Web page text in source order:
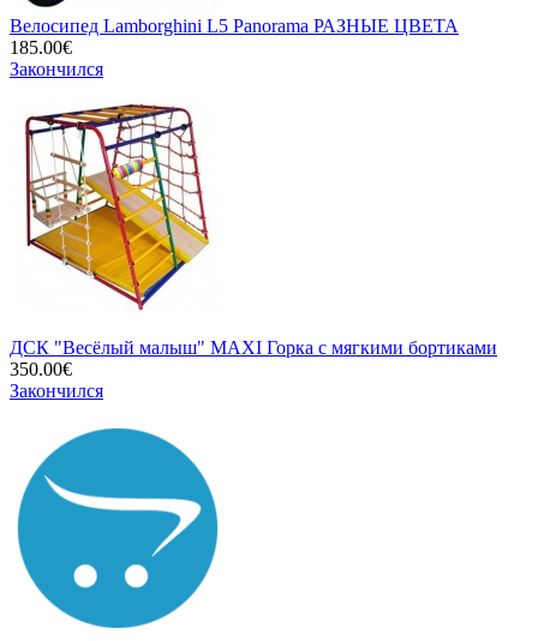
Велосипед Lamborghini L5 Panorama РАЗНЫЕ ЦВЕТА
185.00€
Закончился
ДСК "Весёлый малыш" MAXI Горка с мягкими бортиками
350.00€
Закончился